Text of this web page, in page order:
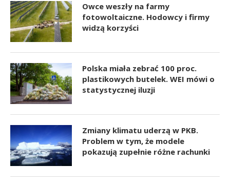
Owce weszły na farmy
fotowoltaiczne. Hodowcy i firmy
widzą korzyści
Polska miała zebrać 100 proc.
plastikowych butelek. WEI mówi o
statystycznej iluzji
Zmiany klimatu uderzą w PKB.
Problem w tym, że modele
pokazują zupełnie różne rachunki